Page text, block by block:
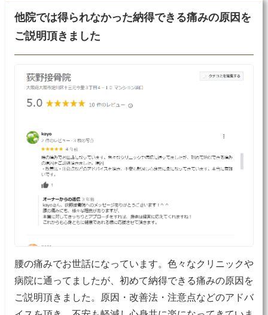
他院では得られなかった納得できる痛みの原因を
ご説明頂きました
腰の痛みでお世話になっています。色々なクリニックや
病院に通ってましたが、初めて納得できる痛みの原因を
ご説明頂きました。原因・改善法・注意点などのアドバ